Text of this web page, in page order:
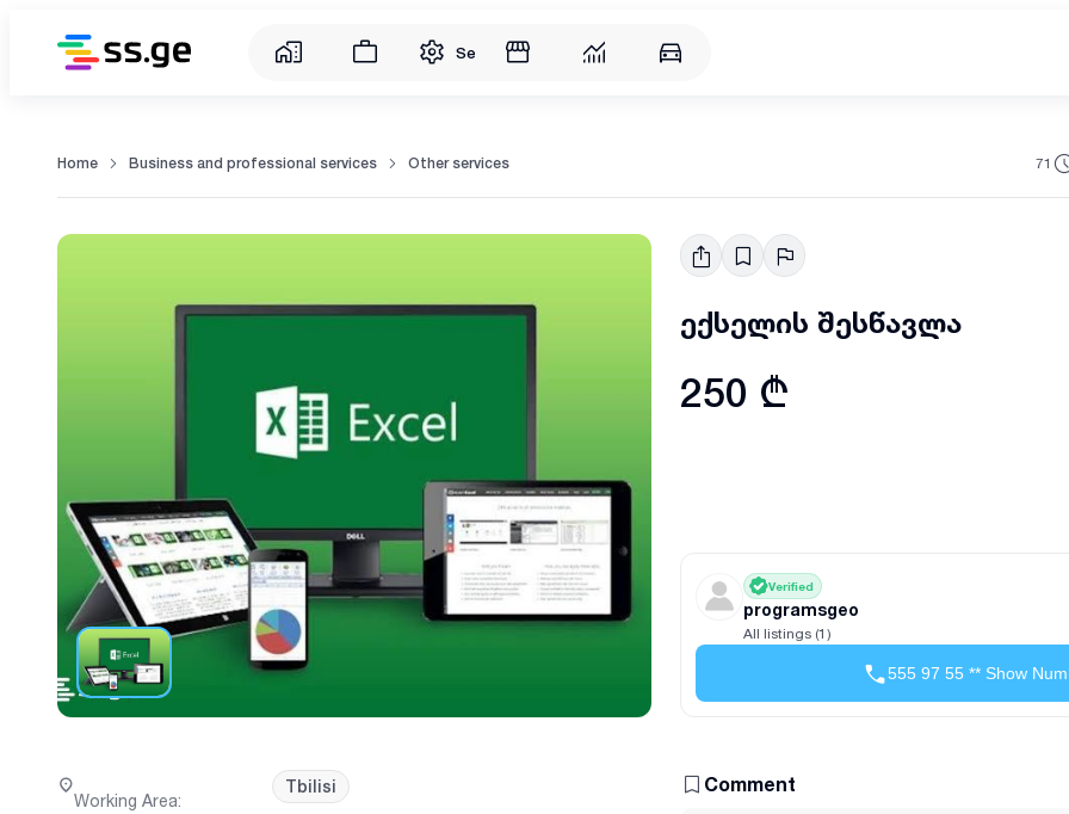
Service
Home Business and professional services Other services 71
ექსელის შესწავლა
250 ₾
Verified
programsgeo
All listings (1)
555 97 55 ** Show
Working Area:
Tbilisi Comment